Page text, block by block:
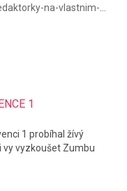
1
1 probíhal žívý
vy vyzkoušet Zumbu